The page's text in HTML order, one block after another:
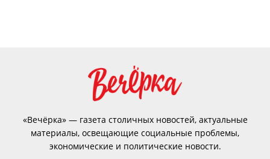
«Вечёрка» — газета столичных новостей, актуальные
материалы, освещающие социальные проблемы,
экономические и политические новости.